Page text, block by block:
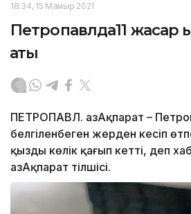
18:34, 15 Мамыр 2021
Петропавлда11 жасар
қақты
ПЕТРОПАВЛ. ҚазАқпарат –
белгіленбеген жерден кесіп
қызды көлік қағып кетті, деп
ҚазАқпарат тілшісі.